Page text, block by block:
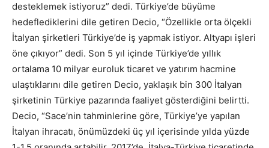
desteklemek istiyoruz” dedi. Türkiye’de büyüme
hedeflediklerini dile getiren Decio, “Özellikle orta ölçekli
İtalyan şirketleri Türkiye’de iş yapmak istiyor. Altyapı işleri
öne çıkıyor” dedi. Son 5 yıl içinde Türkiye’de yıllık
ortalama 10 milyar euroluk ticaret ve yatırım hacmine
ulaştıklarını dile getiren Decio, yaklaşık bin 300 İtalyan
şirketinin Türkiye pazarında faaliyet gösterdiğini belirtti.
Decio, “Sace’nin tahminlerine göre, Türkiye’ye yapılan
İtalyan ihracatı, önümüzdeki üç yıl içerisinde yılda yüzde